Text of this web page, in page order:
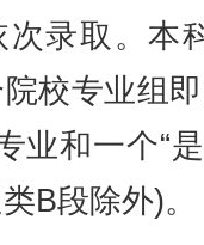
次录取。本
校专业组
业和一个“
B段除外)。